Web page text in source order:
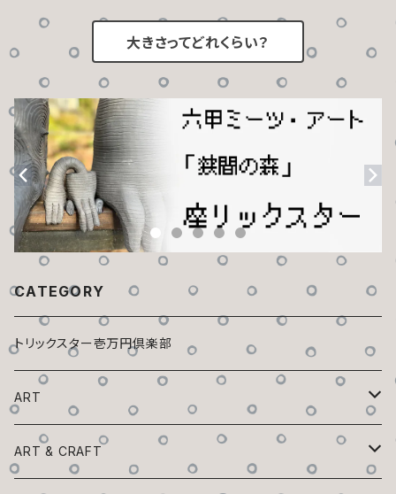
大きさってどれくらい？
CATEGORY
トリックスター壱万円倶楽部
ART
トリックスター百鬼夜行
ART & CRAFT